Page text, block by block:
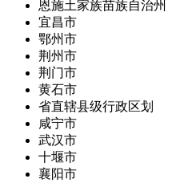
恩施土家族苗族自治州
宜昌市
鄂州市
荆州市
荆门市
黄石市
省直辖县级行政区划
咸宁市
武汉市
十堰市
襄阳市